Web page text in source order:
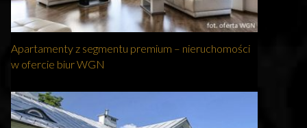
Apartamenty z segmentu premium – nieruchomości
w ofercie biur WGN